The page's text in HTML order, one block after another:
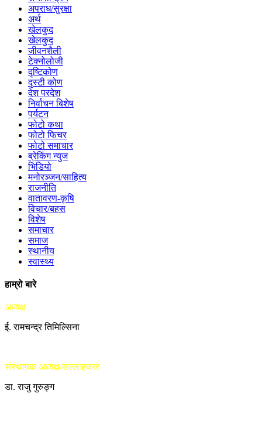
अपराध/सुरक्षा
अर्थ
खेलकुद
खेलकुद
जीवनशैली
टेक्नोलोजी
दृष्टिकोण
दृस्टी कोण
देश परदेश
निर्वाचन बिशेष
पर्यटन
फोटो कथा
फोटो फिचर
फोटो समाचार
ब्रेकिंग न्युज
भिडियो
मनोरञ्जन/साहित्य
राजनीति
वातावरण-कृषि
विचार/बहस
विशेष
समाचार
समाज
स्थानीय
स्वास्थ्य
हाम्रो बारे
अध्यक्ष
ई. रामचन्द्र तिमिल्सिना
संस्थापक अध्यक्ष/सल्लाहकार
डा. राजु गुरुङ्ग